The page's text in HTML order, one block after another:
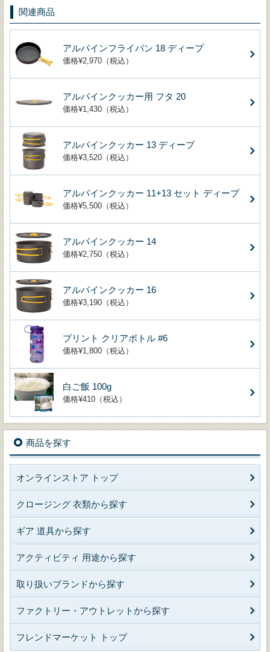
関連商品
アルパインフライパン 18 ディープ
価格¥2,970（税込）
アルパインクッカー用 フタ 20
価格¥1,430（税込）
アルパインクッカー 13 ディープ
価格¥3,520（税込）
アルパインクッカー 11+13 セット ディープ
価格¥5,500（税込）
アルパインクッカー 14
価格¥2,750（税込）
アルパインクッカー 16
価格¥3,190（税込）
プリント クリアボトル #6
価格¥1,800（税込）
白ご飯 100g
価格¥410（税込）
商品を探す
オンラインストア トップ
クロージング 衣類から探す
ギア 道具から探す
アクティビティ 用途から探す
取り扱いブランドから探す
ファクトリー・アウトレットから探す
フレンドマーケット トップ